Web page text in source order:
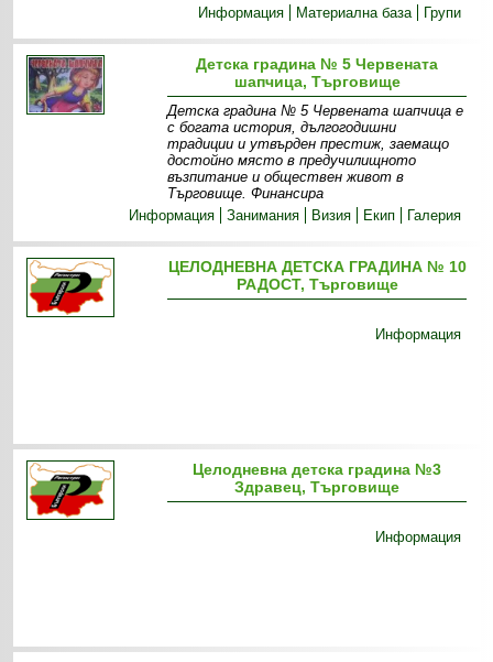
Информация
Материална база Групи
Детска градина № 5 Червената
шапчица, Търговище
Детска градина № 5 Червената шапчица е
с богата история, дългогодишни
традиции и утвърден престиж, заемащо
достойно място в предучилищното
възпитание и обществен живот в
Търговище. Финансира
Информация
Занимания Визия Екип Галерия
ЦЕЛОДНЕВНА ДЕТСКА ГРАДИНА № 10
РАДОСТ, Търговище
Информация
Целодневна детска градина №3
Здравец, Търговище
Информация